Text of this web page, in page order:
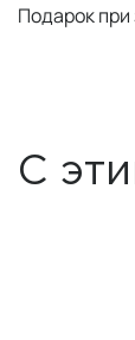
Подарок при
С